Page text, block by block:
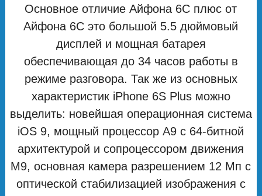
Основное отличие Айфона 6С плюс от
Айфона 6С это большой 5.5 дюймовый
дисплей и мощная батарея
обеспечивающая до 34 часов работы в
режиме разговора. Так же из основных
характеристик iPhone 6S Plus можно
выделить: новейшая операционная система
iOS 9, мощный процессор A9 с 64-битной
архитектурой и сопроцессором движения
M9, основная камера разрешением 12 Мп с
оптической стабилизацией изображения с